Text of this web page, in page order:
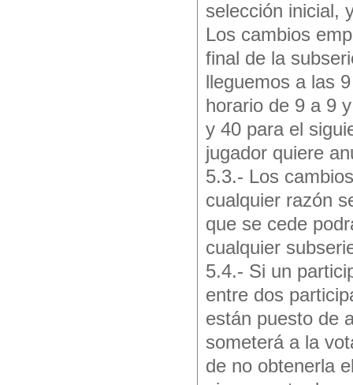
selección inicial,
Los cambios
final de la
lleguemos a las
horario de 9 a 9
y 40 para el
jugador quiere
5.3.- Los
cualquier razón
que se cede
cualquier
5.4.- Si un
entre dos
están puesto de
someterá a la
de no obtenerla